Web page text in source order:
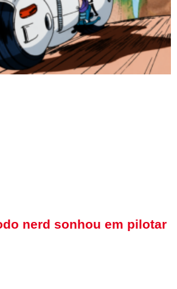
nerd sonhou em pilotar